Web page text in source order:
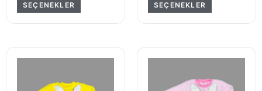
SEÇENEKLER SEÇENEKLER